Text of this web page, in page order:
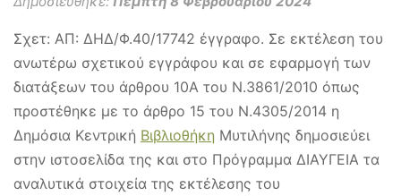
Σχετ: ΑΠ: ΔΗΔ/Φ.40/17742 έγγραφο. Σε εκτέλεση του
ανωτέρω σχετικού εγγράφου και σε εφαρμογή των
διατάξεων του άρθρου 10Α του Ν.3861/2010 όπως
προστέθηκε με το άρθρο 15 του Ν.4305/2014 η
Δημόσια Κεντρική Βιβλιοθήκη Μυτιλήνης δημοσιεύει
στην ιστοσελίδα της και στο Πρόγραμμα ΔΙΑΥΓΕΙΑ τα
αναλυτικά στοιχεία της εκτέλεσης του